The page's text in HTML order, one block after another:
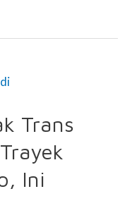
Trans
Ini